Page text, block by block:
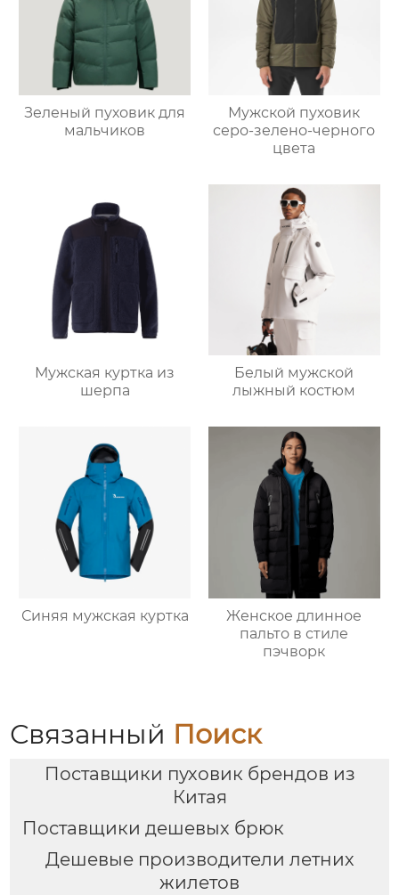
Зеленый пуховик для
мальчиков
Мужской пуховик
серо-зелено-черного
цвета
Мужская куртка из
шерпа
Белый мужской
лыжный костюм
Синяя мужская куртка
Женское длинное
пальто в стиле
пэчворк
Связанный Поиск
Поставщики пуховик брендов из
Китая
Поставщики дешевых брюк
Дешевые производители летних
жилетов